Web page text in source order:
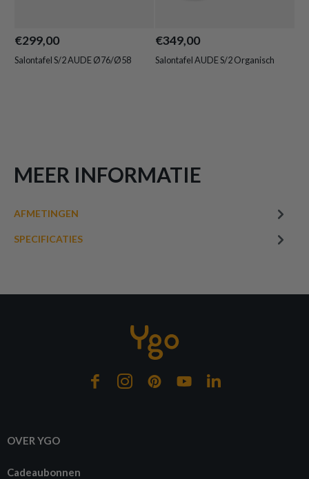
€299,00
Salontafel S/2 AUDE Ø76/Ø58
€349,00
Salontafel AUDE S/2 Organisch
MEER INFORMATIE
AFMETINGEN
SPECIFICATIES
OVER YGO
Cadeaubonnen